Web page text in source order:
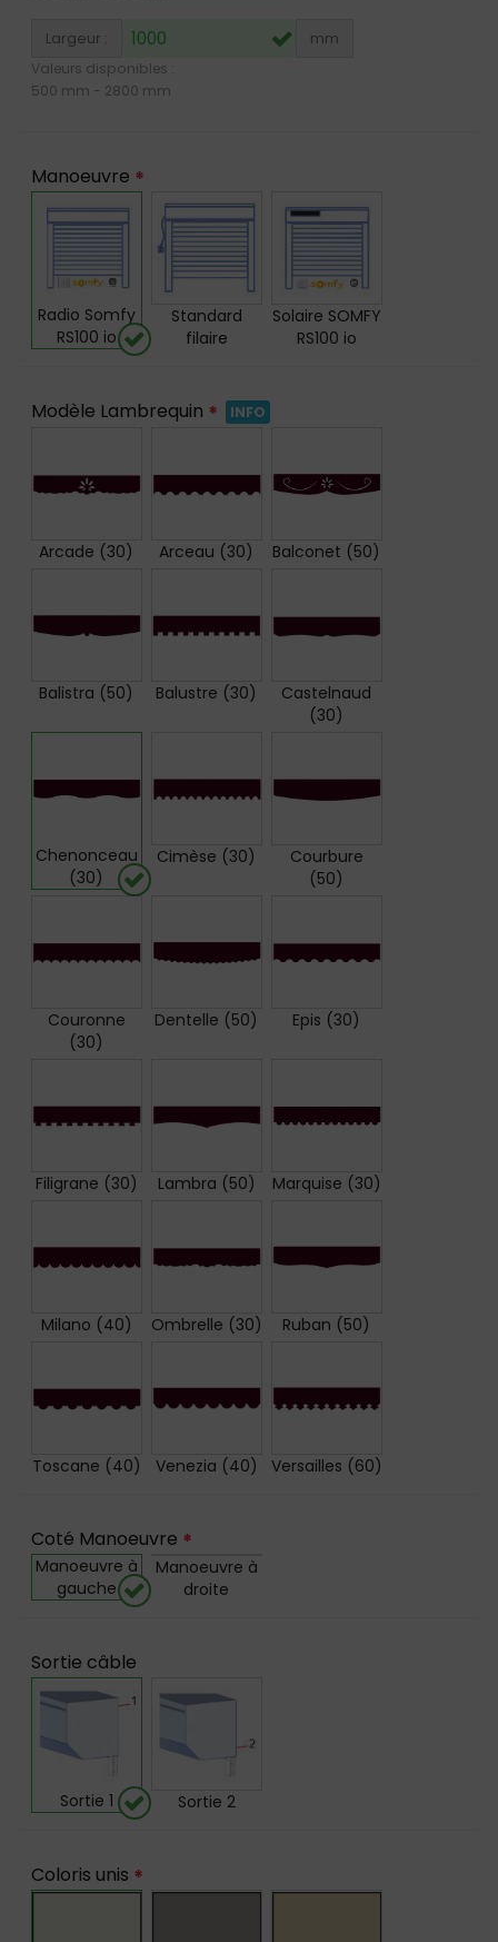
Largeur : mm
Valeurs disponibles :
500 mm - 2800 mm
Manoeuvre *
Radio Somfy
RS100 io
Standard
filaire
Solaire SOMFY
RS100 io
Modèle Lambrequin * INFO
Arcade (30) Arceau (30) Balconet (50)
Balistra (50) Balustre (30)
Castelnaud
(30)
Chenonceau
(30)
Cimèse (30)
Courbure
(50)
Couronne
(30)
Dentelle (50) Epis (30)
Filigrane (30) Lambra (50) Marquise (30)
Milano (40) Ombrelle (30) Ruban (50)
Toscane (40) Venezia (40) Versailles (60)
Coté Manoeuvre *
Manoeuvre à
gauche
Manoeuvre à
droite
Sortie câble
Sortie 1 Sortie 2
Coloris unis *